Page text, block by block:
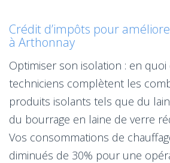
Crédit d’impôts pour
à Arthonnay
Optimiser son isolation : en quoi
techniciens complètent les
produits isolants tels que du
du bourrage en laine de verre
Vos consommations de
diminués de 30% pour une